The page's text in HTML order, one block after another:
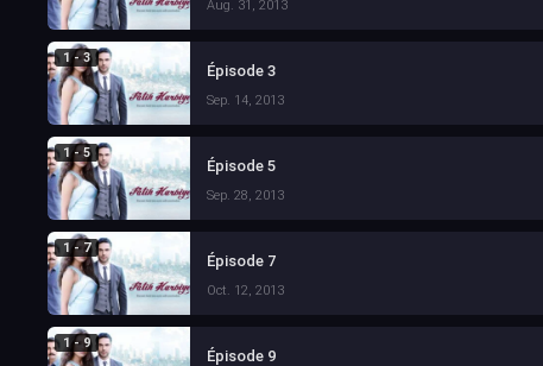
Aug. 31, 2013
1 - 3
Épisode 3
Sep. 14, 2013
1 - 5
Épisode 5
Sep. 28, 2013
1 - 7
Épisode 7
Oct. 12, 2013
1 - 9
Épisode 9